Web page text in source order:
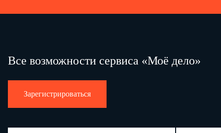
Все возможности сервиса «Моё дело»
Зарегистрироваться